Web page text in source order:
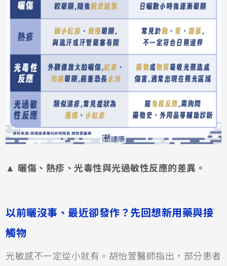
▲ 曬傷、熱疹、光毒性與光過敏性反應的差異。
以前曬沒事、最近卻發作？先回想新用藥與接
觸物
光敏感不一定從小就有。胡怡萱醫師指出，部分患者